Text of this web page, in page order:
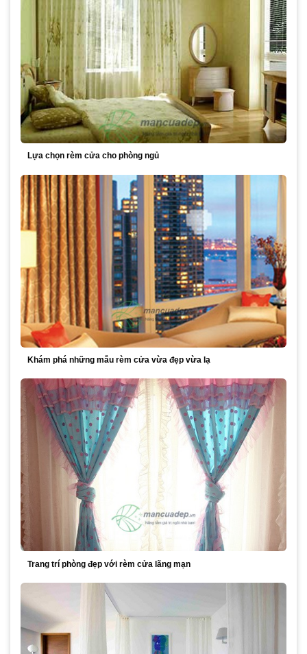
Lựa chọn rèm cửa cho phòng ngủ
Khám phá những mẫu rèm cửa vừa đẹp vừa lạ
Trang trí phòng đẹp với rèm cửa lãng mạn